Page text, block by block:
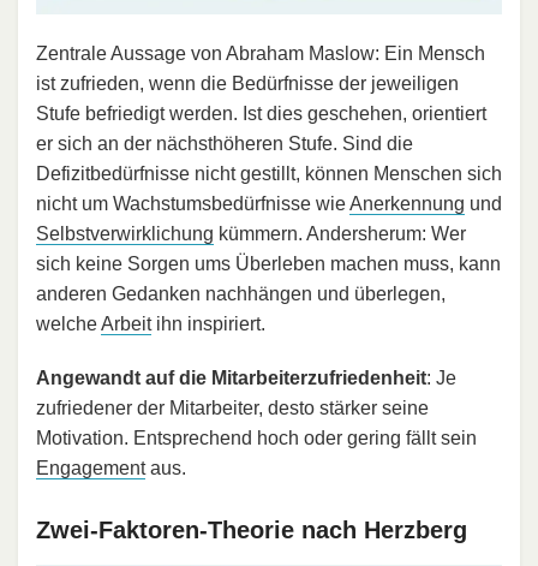
Zentrale Aussage von Abraham Maslow: Ein Mensch
ist zufrieden, wenn die Bedürfnisse der jeweiligen
Stufe befriedigt werden. Ist dies geschehen, orientiert
er sich an der nächsthöheren Stufe. Sind die
Defizitbedürfnisse nicht gestillt, können Menschen sich
nicht um Wachstumsbedürfnisse wieAnerkennung und
Selbstverwirklichung kümmern. Andersherum: Wer
sich keine Sorgen ums Überleben machen muss, kann
anderen Gedanken nachhängen und überlegen,
welcheArbeitihn inspiriert.
Angewandt auf die Mitarbeiterzufriedenheit: Je
zufriedener der Mitarbeiter, desto stärker seine
Motivation. Entsprechend hoch oder gering fällt sein
Engagementaus.
Zwei-Faktoren-Theorie nach Herzberg